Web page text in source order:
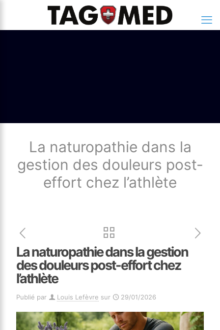
La naturopathie dans la
gestion des douleurs post-
effort chez l’athlète
La naturopathie dans la gestion
des douleurs post-effort chez
l’athlète
Publié par Louis Lefèvre sur 29/01/2026